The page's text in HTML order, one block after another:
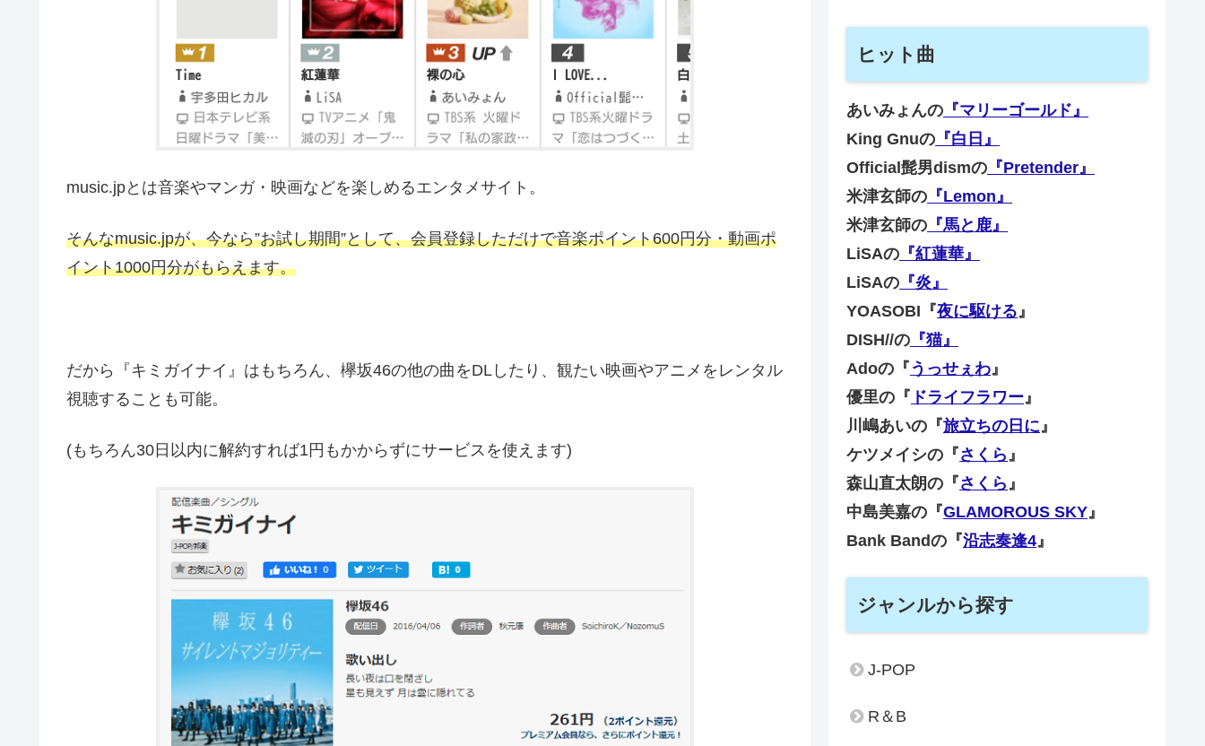
music.jpとは音楽やマンガ・映画などを楽しめるエンタメサイト。
そんなmusic.jpが、今なら”お試し期間”として、会員登録しただけで音楽ポイント600円分・動画ポ
イント1000円分がもらえます。
だから『キミガイナイ』はもちろん、欅坂46の他の曲をDLしたり、観たい映画やアニメをレンタル
視聴することも可能。
(もちろん30日以内に解約すれば1円もかからずにサービスを使えます)
ヒット曲
あいみょんの 『マリーゴールド』
King Gnuの 『白日』
Official髭男dismの 『Pretender』
米津玄師の 『Lemon』
米津玄師の 『馬と鹿』
LiSAの 『紅蓮華』
LiSAの 『炎』
YOASOBI『夜に駆ける 』
DISH//の 『猫』
Adoの『うっせぇわ 』
優里の『 ドライフラワー 』
川嶋あいの『旅立ちの日に 』
ケツメイシの『さくら 』
森山直太朗の『さくら 』
中島美嘉の『GLAMOROUS SKY 』
Bank Bandの『沿志奏逢4 』
ジャンルから探す
J-POP
R＆B